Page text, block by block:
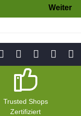
Weiter
Trusted Shops
Zertifiziert